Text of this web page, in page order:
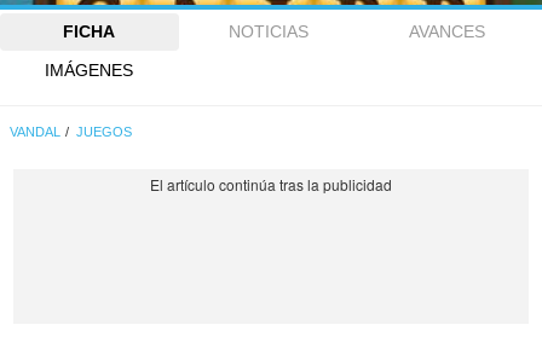
FICHA NOTICIAS
AVANCES
IMÁGENES
VANDAL JUEGOS